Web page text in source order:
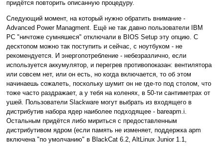
придётся повторить описанную процедуру.
Следующий момент, на который нужно обратить внимание -
Advanced Power Managment. Ещё не так давно пользователи IBM
PC "ничтоже сумняшеся" отключали в BIOS Setup эту опцию. С
десктопом можно так поступить и сейчас, с ноутбуком - не
рекомендуется. И энергопотребление - небезразлично, если
используется аккумулятор, и перегрев противопоказан: вентилятора
или совсем нет, или он есть, но когда включается, то об этом
начинаешь сожалеть, поскольку шумит он не где-то под столом, что
тоже часто раздражает, а у тебя на коленях, в 50-ти сантиметрах от
ушей. Пользователи Slackware могут выбрать из входящего в
дистрибутив набора ядер наиболее подходящее - bareapm.i.
Остальным придётся либо мириться с предоставленным
дистрибутивом ядром (если память не изменяет, поддержка apm
включена "по умолчанию" в BlackCat 6.2, AltLinux Junior 1.1,